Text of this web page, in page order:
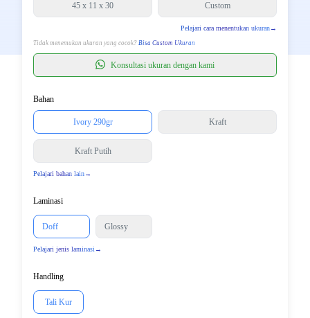
45 x 11 x 30 Custom
Pelajari cara menentukan ukuran→
Tidak menemukan ukuran yang cocok? Bisa Custom Ukuran
Konsultasi ukuran dengan kami
Bahan
Ivory 290gr Kraft
Kraft Putih
Pelajari bahan lain→
Laminasi
Doff Glossy
Pelajari jenis laminasi →
Handling
Tali Kur